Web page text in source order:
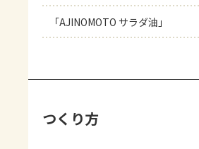
「AJINOMOTO サラダ油」
つくり方